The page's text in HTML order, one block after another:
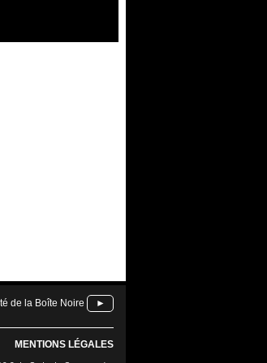
de la Boîte Noire ►
MENTIONS LÉGALES